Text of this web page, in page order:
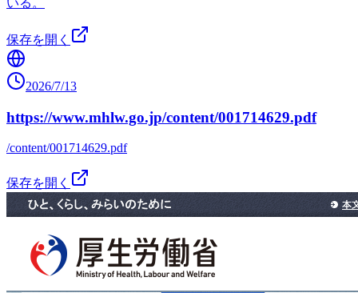
いる。
保存を開く
2026/7/13
https://www.mhlw.go.jp/content/001714629.pdf
/content/001714629.pdf
保存を開く